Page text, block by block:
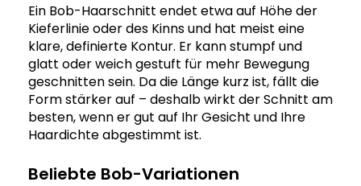
Ein Bob-Haarschnitt endet etwa auf Höhe der
Kieferlinie oder des Kinns und hat meist eine
klare, definierte Kontur. Er kann stumpf und
glatt oder weich gestuft für mehr Bewegung
geschnitten sein. Da die Länge kurz ist, fällt die
Form stärker auf – deshalb wirkt der Schnitt am
besten, wenn er gut auf Ihr Gesicht und Ihre
Haardichte abgestimmt ist.
Beliebte Bob-Variationen